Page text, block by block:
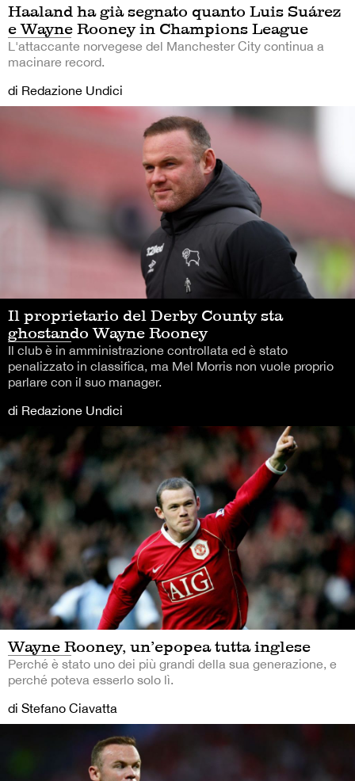
Haaland ha già segnato quanto Luis Suárez
e Wayne Rooney in Champions League
L'attaccante norvegese del Manchester City continua a
macinare record.
di Redazione Undici
Il proprietario del Derby County sta
ghostando Wayne Rooney
Il club è in amministrazione controllata ed è stato
penalizzato in classifica, ma Mel Morris non vuole proprio
parlare con il suo manager.
di Redazione Undici
Wayne Rooney, un’epopea tutta inglese
Perché è stato uno dei più grandi della sua generazione, e
perché poteva esserlo solo lì.
di Stefano Ciavatta